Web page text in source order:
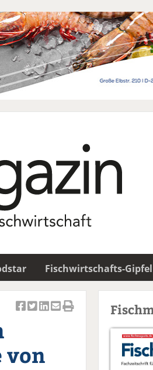
Fischwirtschafts-Gipfel
elelel
von